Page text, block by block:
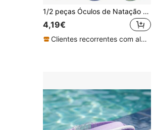
1/2 peças Óculos de Natação para Crianças, Adequados para Crianças de 3-15 Anos, Função à Prova de Fugas, Design Anti-Embaçamento, Aplicáveis para Piscina e Parque Aquático, Adequados para Rapazes, Raparigas, Adolescentes e Crianças Pequenas, Essenciais de Verão
4,19€
Clientes recorrentes com alta taxa de retorno